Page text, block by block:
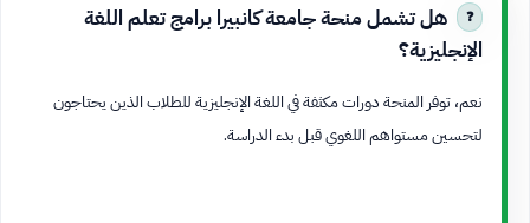
هل تشمل منحة جامعة كانبيرا برامج تعلم اللغة
الإنجليزية؟
نعم، توفر المنحة دورات مكثفة في اللغة الإنجليزية للطلاب الذين يحتاجون
لتحسين مستواهم اللغوي قبل بدء الدراسة.